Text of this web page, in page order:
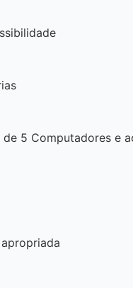
5 Computadores e